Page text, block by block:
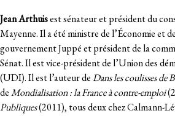
Jean Arthuisest sénateur et président du
Mayenne. Il a été ministre de l’Économie et
gouvernement Juppé et président de la
Sénat. Il est vice-président de l’Union des
(UDI). Il est l’auteur deDans les coulisses de
deMondialisation : la France à contre-emploi
Publiques(2011), tous deux chez Calmann-